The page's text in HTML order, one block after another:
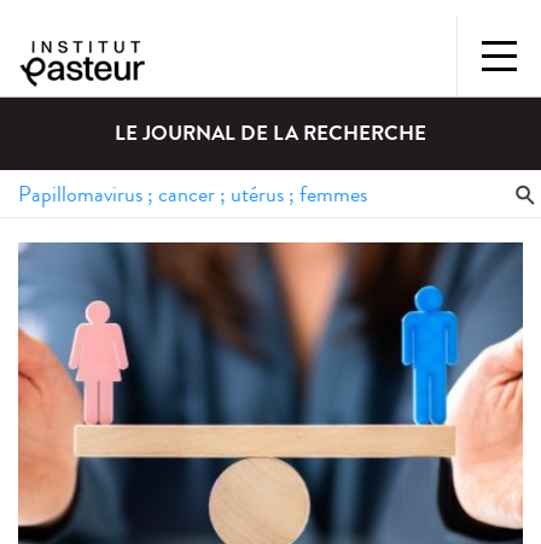
LE JOURNAL DE LA RECHERCHE